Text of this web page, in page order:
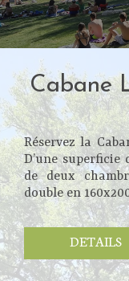
Cabane
Réservez la
D’une superficie
de deux
double en
DETAILS